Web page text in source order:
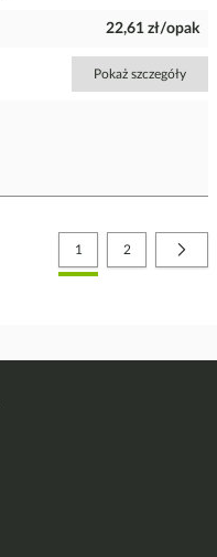
22,61 zł/opak
Pokaż szczegóły
Strona
Aktualnie czytasz stronę
1 Strona
2